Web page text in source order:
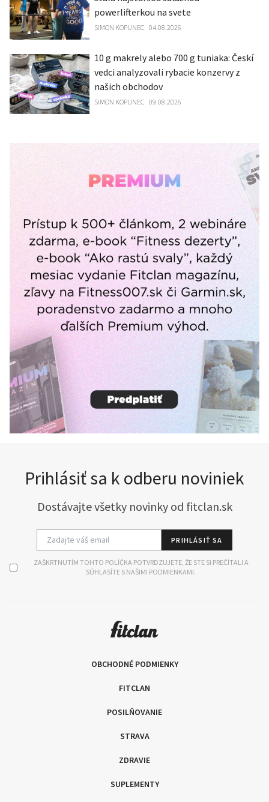
powerlifterkou na svete
SIMON KOPUNEC 04.08.2026
10 g makrely alebo 700 g tuniaka: Českí
vedci analyzovali rybacie konzervy z
našich obchodov
SIMON KOPUNEC 09.08.2026
Prihlásiť sa k odberu noviniek
Dostávajte všetky novinky od fitclan.sk
PRIHLÁSIŤ SA
ZAŠKRTNUTÍM TOHTO POLÍČKA POTVRDZUJETE, ŽE STE SI PREČÍTALI A
SÚHLASÍTE S NAŠIMI PODMIENKAMI.
OBCHODNÉ PODMIENKY
FITCLAN
POSILŇOVANIE
STRAVA
ZDRAVIE
SUPLEMENTY